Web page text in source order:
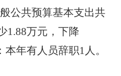
公共预算基本支出共
1.88万元 ， 下降
本年有人员辞职1人 。